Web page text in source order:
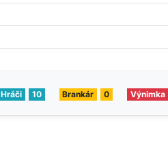
Hráči 10 Brankár 0 Výnimka